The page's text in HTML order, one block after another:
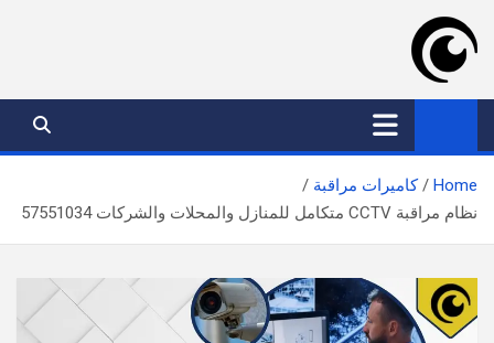
content
موقع عدسة الكويت
افضل خدمات بالكويت
Home
كاميرات مراقبة
نظام مراقبة CCTV متكامل للمنازل والمحلات والشركات 57551034